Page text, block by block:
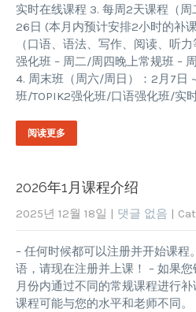
实时在线课程 3. 每周2天课程（
26日 (本月内预计安排2小时的补
（口语、语法、写作、阅读、听
强化班 – 周二/周四晚上常规班 –
4. 周末班（周六/周日）：2月7日
班/TOPIK2强化班/口语强化班/实
阅读更多
2026年1月课程介绍
2025년 12월 18일 | 댓글 없음 |
– 任何时候都可以注册并开始课程
语，请现在注册并上课！ – 如果
月份内通过不同的常规课程进行
课程可能与您的水平和老师不同。